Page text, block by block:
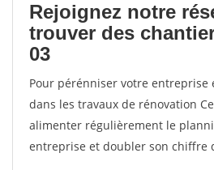
Rejoignez notre
trouver des
03
Pour pérénniser votre entreprise
dans les travaux de rénovation
alimenter régulièrement le
entreprise et doubler son chiffre